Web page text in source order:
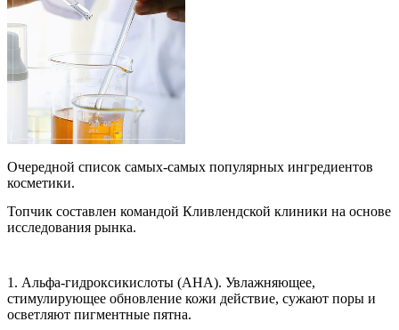
Очередной список самых-самых популярных ингредиентов
косметики.
Топчик составлен командой Кливлендской клиники на основе
исследования рынка.
1. Альфа-гидроксикислоты (AHA). Увлажняющее,
стимулирующее обновление кожи действие, сужают поры и
осветляют пигментные пятна.